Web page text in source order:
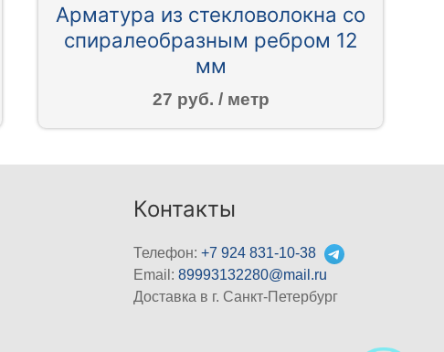
Арматура из стекловолокна со
спиралеобразным ребром 12
мм
27 руб. / метр
Контакты
Телефон:+7 924 831-10-38
Email:89993132280@mail.ru
Доставка в г. Санкт-Петербург